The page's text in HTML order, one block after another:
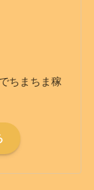
ちまちま稼